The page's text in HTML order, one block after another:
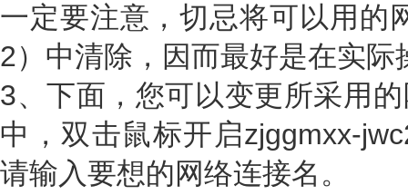
一定要注意，切忌将可以用的
2）中清除，因而最好是在实
3、下面，您可以变更所采用
中，双击鼠标开启zjggmxx-
请输入要想的网络连接名。